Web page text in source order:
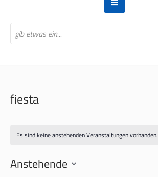
fiesta
Es sind keine anstehenden Veranstaltungen vorhanden.
Anstehende